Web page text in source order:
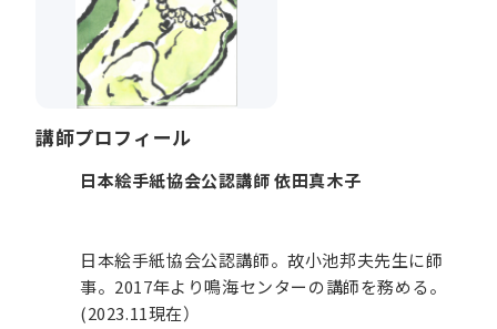
講師プロフィール
日本絵手紙協会公認講師 依田真木子
日本絵手紙協会公認講師。故小池邦夫先生に師
事。2017年より鳴海センターの講師を務める。
(2023.11現在）